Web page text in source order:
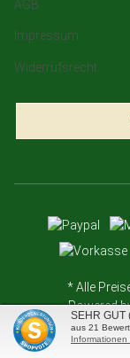
AGB
Impressum
Widerrufsrecht
* Alle
Powered
SEHR GUT
aus 21